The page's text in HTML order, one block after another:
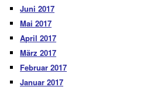
Juni 2017
Mai 2017
April 2017
März 2017
Februar 2017
Januar 2017